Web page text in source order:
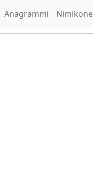
Anagrammi Nimikone